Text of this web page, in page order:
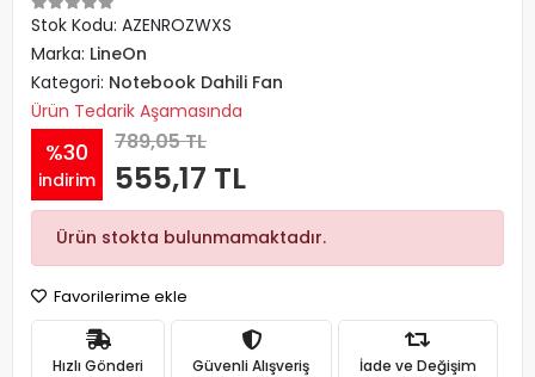
Stok Kodu: AZENROZWXS
Marka: LineOn
Kategori: Notebook Dahili Fan
Ürün Tedarik Aşamasında
%30
indirim
789,05 TL
555,17 TL
Ürün stokta bulunmamaktadır.
Favorilerime ekle
Hızlı Gönderi Güvenli Alışveriş İade ve Değişim